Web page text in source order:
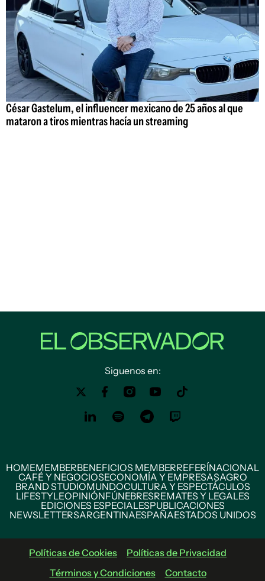
César Gastelum, el influencer mexicano de 25 años al que
mataron a tiros mientras hacía un streaming
Siguenos en:
HOMEMEMBERBENEFICIOS MEMBERREFERÍNACIONAL
CAFÉ Y NEGOCIOSECONOMÍA Y EMPRESASAGRO
BRAND STUDIOMUNDOCULTURA Y ESPECTÁCULOS
LIFESTYLEOPINIÓNFÚNEBRESREMATES Y LEGALES
EDICIONES ESPECIALESPUBLICACIONES
NEWSLETTERSARGENTINAESPAÑAESTADOS UNIDOS
Políticas de Cookies
Políticas de Privacidad
Términos y Condiciones
Contacto